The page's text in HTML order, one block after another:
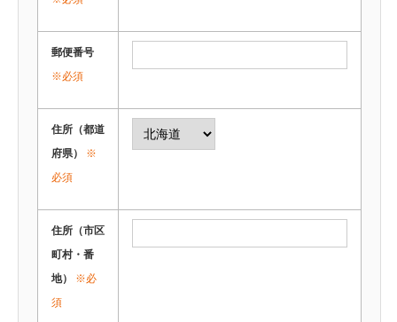
郵便番号
※必須
住所（都道
府県） ※
必須
住所（市区
町村・番
地） ※必
須